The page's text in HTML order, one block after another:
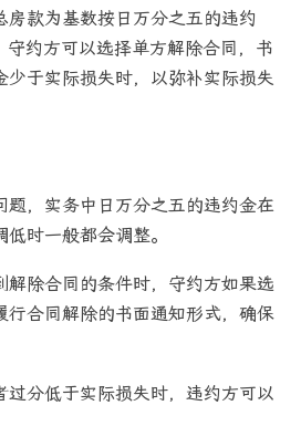
款为基数按日万分之五的违约
约方可以选择单方解除合同，书
于实际损失时，以弥补实际损失
题，实务中日万分之五的违约金在
时一般都会调整。
除合同的条件时，守约方如果选
行合同解除的书面通知形式，确保
分低于实际损失时，违约方可以